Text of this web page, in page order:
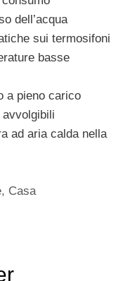
dell’acqua
sui termosifoni
basse
a pieno carico
ad aria calda nella
, Casa